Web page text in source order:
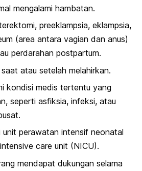
mengalami hambatan.
preeklampsia, eklampsia,
(area antara vagian dan anus)
perdarahan postpartum.
atau setelah melahirkan.
kondisi medis tertentu yang
seperti asfiksia, infeksi, atau
unit perawatan intensif neonatal
care unit (NICU).
mendapat dukungan selama